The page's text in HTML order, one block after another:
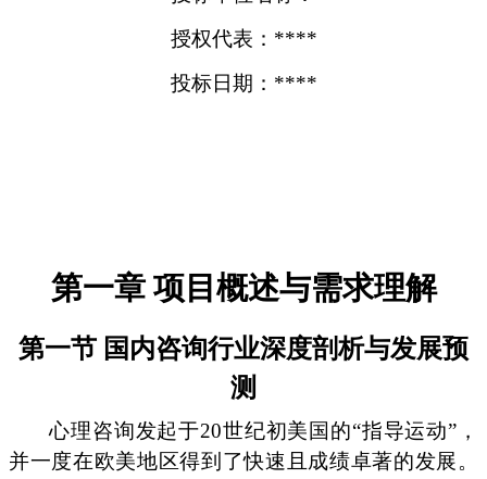
授权代表：****
投标日期：****
第一章 项目概述与需求理解
第一节 国内咨询行业深度剖析与发展预
测
心理咨询发起于20世纪初美国的“指导运动”，
并一度在欧美地区得到了快速且成绩卓著的发展。